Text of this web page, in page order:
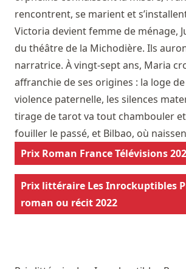
rencontrent, se marient et
Victoria devient femme de ménage,
du théâtre de la Michodière. Ils
narratrice. À vingt-sept ans, Maria
affranchie de ses origines : la loge
violence paternelle, les silences
tirage de tarot va tout chambouler et
fouiller le passé, et Bilbao, où
Prix Roman France Télévisions
Prix littéraire Les Inrockuptibles
roman ou récit 2022